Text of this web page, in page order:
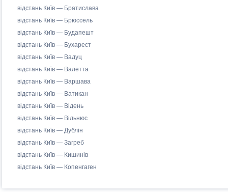
відстань Київ — Братислава
відстань Київ — Брюссель
відстань Київ — Будапешт
відстань Київ — Бухарест
відстань Київ — Вадуц
відстань Київ — Валетта
відстань Київ — Варшава
відстань Київ — Ватикан
відстань Київ — Відень
відстань Київ — Вільнюс
відстань Київ — Дублін
відстань Київ — Загреб
відстань Київ — Кишинів
відстань Київ — Копенгаген